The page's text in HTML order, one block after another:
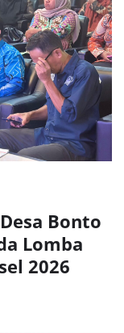
Bonto
Lomba
2026